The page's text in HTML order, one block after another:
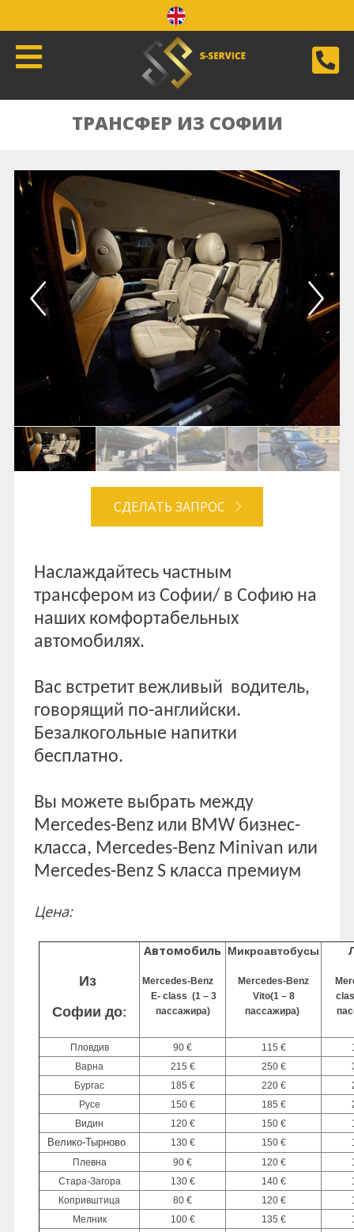
ТРАНСФЕР ИЗ СОФИИ
СДЕЛАТЬ ЗАПРОС
Наслаждайтесь частным
трансфером из Софии/ в Софию на
наших комфортабельных
автомобилях.
Вас встретит вежливый водитель,
говорящий по-английски.
Безалкогольные напитки
бесплатно.
Вы можете выбрать между
Mercedes-Benz или BMW бизнес-
класса, Mercedes-Benz Minivan или
Mercedes-Benz S класса премиум
Цена:
Из
Софии до:
Автомобиль
Mercedes-Benz
E- class (1 – 3
пассажира)
Микроавтобусы
Mercedes-Benz
Vito(1 – 8
пассажира)
Пловдив 90 € 115 €
Варна
215 € 250 €
Бургас
185 € 220 €
Русе
150 € 185 €
Видин
120 € 150 €
Велико-Тырново 130 € 150 €
Плевна
90 € 120 €
Стара-Загора
130 € 140 €
Копривштица
80 € 120 €
Мелник
100 € 135 €